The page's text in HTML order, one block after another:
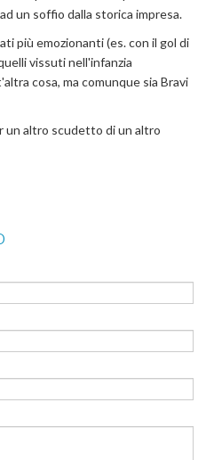
un soffio dalla storica impresa.
più emozionanti (es. con il gol di
vissuti nell'infanzia
cosa, ma comunque sia Bravi
un altro scudetto di un altro